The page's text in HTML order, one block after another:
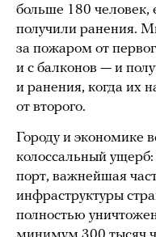
больше 180 человек,
получили ранения.
за пожаром от
и с балконов — и
и ранения, когда их
от второго.
Городу и экономике
колоссальный
порт, важнейшая
инфраструктуры
полностью